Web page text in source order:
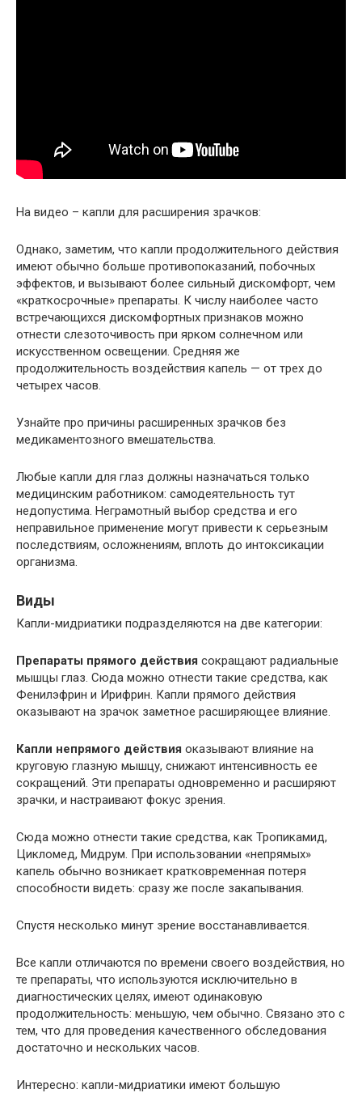
На видео – капли для расширения зрачков:
Однако, заметим, что капли продолжительного действия
имеют обычно больше противопоказаний, побочных
эффектов, и вызывают более сильный дискомфорт, чем
«краткосрочные» препараты. К числу наиболее часто
встречающихся дискомфортных признаков можно
отнести слезоточивость при ярком солнечном или
искусственном освещении. Средняя же
продолжительность воздействия капель — от трех до
четырех часов.
Узнайте про причины расширенных зрачков без
медикаментозного вмешательства.
Любые капли для глаз должны назначаться только
медицинским работником: самодеятельность тут
недопустима. Неграмотный выбор средства и его
неправильное применение могут привести к серьезным
последствиям, осложнениям, вплоть до интоксикации
организма.
Виды
Капли-мидриатики подразделяются на две категории:
Препараты прямого действия сокращают радиальные
мышцы глаз. Сюда можно отнести такие средства, как
Фенилэфрин и Ирифрин. Капли прямого действия
оказывают на зрачок заметное расширяющее влияние.
Капли непрямого действия оказывают влияние на
круговую глазную мышцу, снижают интенсивность ее
сокращений. Эти препараты одновременно и расширяют
зрачки, и настраивают фокус зрения.
Сюда можно отнести такие средства, как Тропикамид,
Цикломед, Мидрум. При использовании «непрямых»
капель обычно возникает кратковременная потеря
способности видеть: сразу же после закапывания.
Спустя несколько минут зрение восстанавливается.
Все капли отличаются по времени своего воздействия, но
те препараты, что используются исключительно в
диагностических целях, имеют одинаковую
продолжительность: меньшую, чем обычно. Связано это с
тем, что для проведения качественного обследования
достаточно и нескольких часов.
Интересно: капли-мидриатики имеют большую